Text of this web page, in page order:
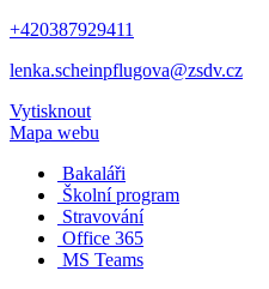
+420387929411
lenka.scheinpflugova@zsdv.cz
Vytisknout
Mapa webu
Bakaláři
Školní program
Stravování
Office 365
MS Teams